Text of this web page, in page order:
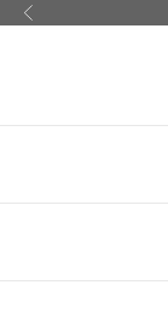
הקודם